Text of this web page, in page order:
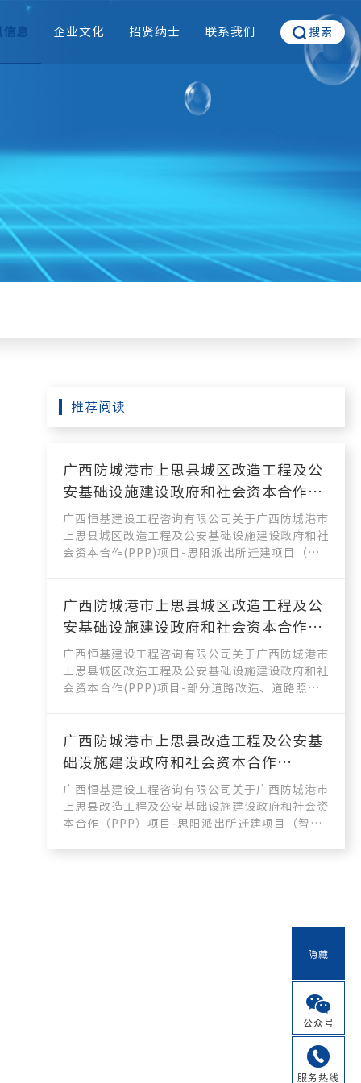
信息 企业文化 招贤纳士 联系我们 搜索
推荐阅读
广西防城港市上思县城区改造工程及公
安基础设施建设政府和社会资本合作
(PPP)项目-思阳派出所迁建项目（土
建）设计服务 成交公告
广西恒基建设工程咨询有限公司关于广西防城港市
上思县城区改造工程及公安基础设施建设政府和社
会资本合作(PPP)项目-思阳派出所迁建项目（土
广西防城港市上思县城区改造工程及公
安基础设施建设政府和社会资本合作
(PPP)项目-部分道路改造、道路照明工
程、背街小巷改造及新增项目设计服务
成交公告
广西恒基建设工程咨询有限公司关于广西防城港市
上思县城区改造工程及公安基础设施建设政府和社
会资本合作(PPP)项目-部分道路改造、道路照明
广西防城港市上思县改造工程及公安基
础设施建设政府和社会资本合作
（PPP）项目-思阳派出所迁建项目
（智能化）设计服务 成交公告
广西恒基建设工程咨询有限公司关于广西防城港市
上思县改造工程及公安基础设施建设政府和社会资
本合作（PPP）项目-思阳派出所迁建项目（智能
隐藏
公众号
服务热线